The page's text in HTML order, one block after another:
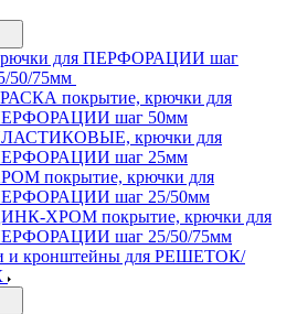
для ПЕРФОРАЦИИ шаг
50/75мм
покрытие, крючки для
шаг 50мм
крючки для
шаг 25мм
покрытие, крючки для
шаг 25/50мм
ХРОМ покрытие, крючки для
шаг 25/50/75мм
и кронштейны для РЕШЕТОК/